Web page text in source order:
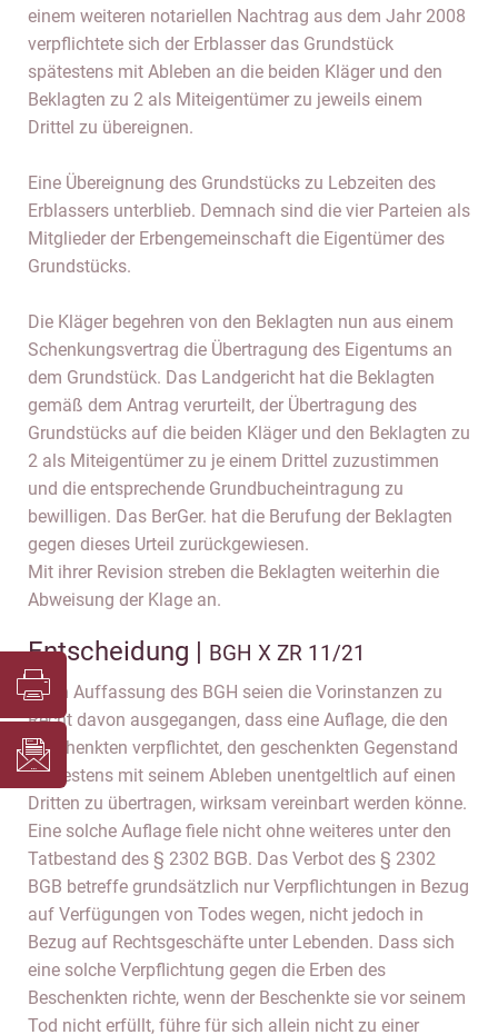
einem weiteren notariellen Nachtrag aus dem Jahr 2008
verpflichtete sich der Erblasser das Grundstück
spätestens mit Ableben an die beiden Kläger und den
Beklagten zu 2 als Miteigentümer zu jeweils einem
Drittel zu übereignen.
Eine Übereignung des Grundstücks zu Lebzeiten des
Erblassers unterblieb. Demnach sind die vier Parteien als
Mitglieder der Erbengemeinschaft die Eigentümer des
Grundstücks.
Die Kläger begehren von den Beklagten nun aus einem
Schenkungsvertrag die Übertragung des Eigentums an
dem Grundstück. Das Landgericht hat die Beklagten
gemäß dem Antrag verurteilt, der Übertragung des
Grundstücks auf die beiden Kläger und den Beklagten zu
2 als Miteigentümer zu je einem Drittel zuzustimmen
und die entsprechende Grundbucheintragung zu
bewilligen. Das BerGer. hat die Berufung der Beklagten
gegen dieses Urteil zurückgewiesen.
Mit ihrer Revision streben die Beklagten weiterhin die
Abweisung der Klage an.
Entscheidung | BGH X ZR 11/21
Nach Auffassung des BGH seien die Vorinstanzen zu
Recht davon ausgegangen, dass eine Auflage, die den
Beschenkten verpflichtet, den geschenkten Gegenstand
spätestens mit seinem Ableben unentgeltlich auf einen
Dritten zu übertragen, wirksam vereinbart werden könne.
Eine solche Auflage fiele nicht ohne weiteres unter den
Tatbestand des § 2302 BGB. Das Verbot des § 2302
BGB betreffe grundsätzlich nur Verpflichtungen in Bezug
auf Verfügungen von Todes wegen, nicht jedoch in
Bezug auf Rechtsgeschäfte unter Lebenden. Dass sich
eine solche Verpflichtung gegen die Erben des
Beschenkten richte, wenn der Beschenkte sie vor seinem
Tod nicht erfüllt, führe für sich allein nicht zu einer